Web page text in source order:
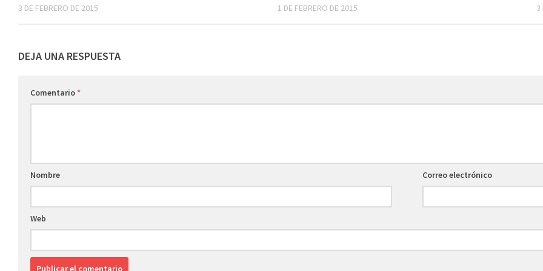
3 DE FEBRERO DE 2015 1 DE FEBRERO DE 2015 3
DEJA UNA RESPUESTA
Comentario*
Nombre Correo electrónico
Web